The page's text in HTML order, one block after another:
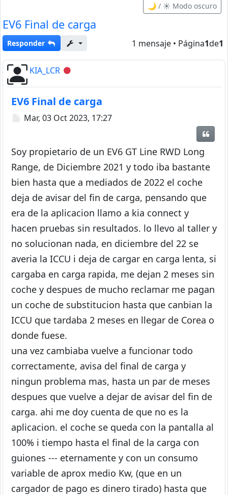
🌙 / ☀️ Modo oscuro
EV6 Final de carga
Responder 1 mensaje • Página1de1
KIA_LCR Desconectado
EV6 Final de carga
Mensaje
Mar, 03 Oct 2023, 17:27
Soy propietario de un EV6 GT Line RWD Long
Range, de Diciembre 2021 y todo iba bastante
bien hasta que a mediados de 2022 el coche
deja de avisar del fin de carga, pensando que
era de la aplicacion llamo a kia connect y
hacen pruebas sin resultados. lo llevo al taller y
no solucionan nada, en diciembre del 22 se
averia la ICCU i deja de cargar en carga lenta, si
cargaba en carga rapida, me dejan 2 meses sin
coche y despues de mucho reclamar me pagan
un coche de substitucion hasta que canbian la
ICCU que tardaba 2 meses en llegar de Corea o
donde fuese.
una vez cambiaba vuelve a funcionar todo
correctamente, avisa del final de carga y
ningun problema mas, hasta un par de meses
despues que vuelve a dejar de avisar del fin de
carga. ahi me doy cuenta de que no es la
aplicacion. el coche se queda con la pantalla al
100% i tiempo hasta el final de la carga con
guiones --- eternamente y con un consumo
variable de aprox medio Kw, (que en un
cargador de pago es dinero tirado) hasta que